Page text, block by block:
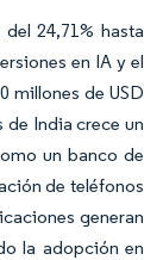
24,71% hasta
en IA y el
millones de USD
India crece un
un banco de
de teléfonos
generan
la adopción en